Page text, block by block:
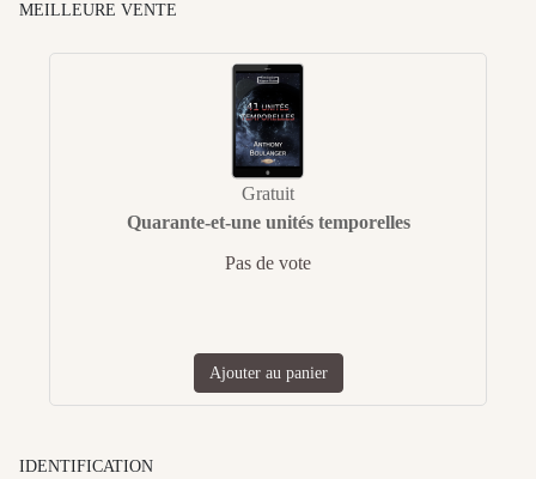
MEILLEURE VENTE
Gratuit
Quarante-et-une unités temporelles
Pas de vote
Ajouter au panier
IDENTIFICATION